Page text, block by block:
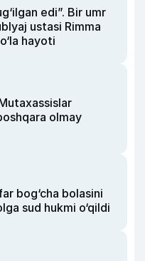
edi”. Bir umr
ustasi Rimma
hayoti
olmay
bog‘cha bolasini
sud hukmi o‘qildi